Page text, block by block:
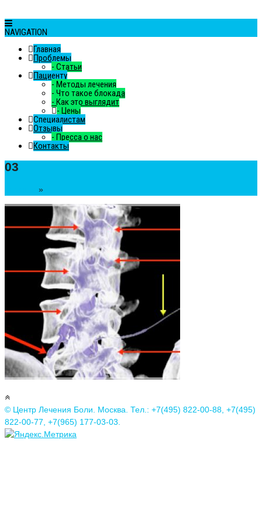
NAVIGATION
Главная
Проблемы
- Статьи
Пациенту
- Методы лечения
- Что такое блокада
- Как это выглядит
- Цены
Специалистам
Отзывы
- Пресса о нас
Контакты
03
»
© Центр Лечения Боли. Москва. Тел.: +7(495) 822-00-88, +7(495)
822-00-77, +7(965) 177-03-03.